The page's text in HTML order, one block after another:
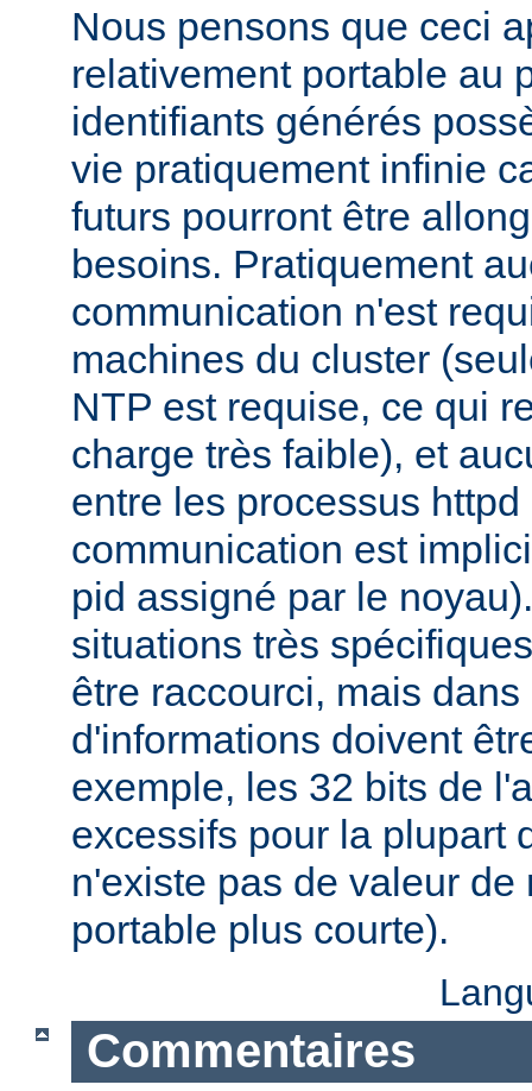
Nous pensons que ceci
relativement portable au
identifiants générés
vie pratiquement infinie
futurs pourront être
besoins. Pratiquement
communication n'est
machines du cluster
NTP est requise, ce qui
charge très faible), et
entre les processus
communication est
pid assigné par le
situations très
être raccourci, mais
d'informations doivent
exemple, les 32 bits de
excessifs pour la plupart
n'existe pas de valeur de
portable plus courte).
Commentaires